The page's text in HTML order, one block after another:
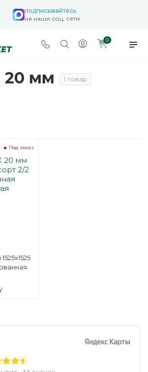
подписывайтесь
на наши соц. сети
0
20 мм 1 товар
Под заказ